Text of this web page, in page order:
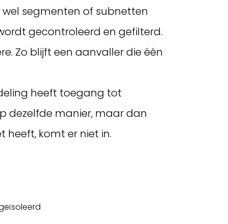
segmenten of subnetten
gecontroleerd en gefilterd.
Zo blijft een aanvaller die één
heeft toegang tot
dezelfde manier, maar dan
heeft, komt er niet in.